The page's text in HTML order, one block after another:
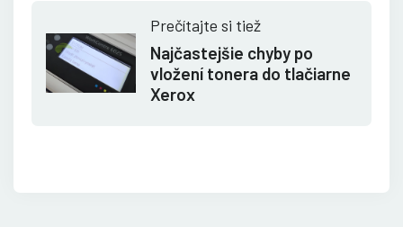
Prečítajte si tiež
Najčastejšie chyby po
vložení tonera do tlačiarne
Xerox